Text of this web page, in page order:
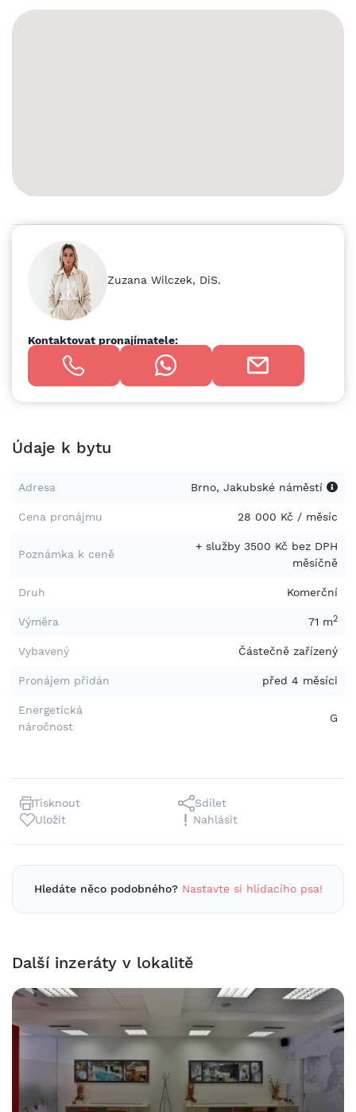
pohodlné IT zázemí bez dalších investic. Prostory působí
světlým a příjemným dojmem, jsou vhodné pro menší firmu,
Zuzana Wilczek, DiS.
Kontaktovat pronajímatele:
Tisknout
Sdílet
Uložit
Nahlásit
Hledáte něco podobného? Nastavte si hlídacího psa!
Údaje k bytu
Adresa Brno, Jakubské náměstí
Cena pronájmu 28 000 Kč / měsíc
Poznámka k ceně
+ služby 3500 Kč bez DPH
měsíčně
Druh Komerční
Výměra 71 m2
Vybavený Částečně zařízený
Pronájem přidán před 4 měsíci
Energetická
náročnost
G
Další inzeráty v lokalitě